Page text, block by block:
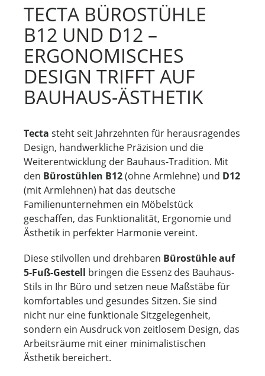
TECTA BÜROSTÜHLE
B12 UND D12 –
ERGONOMISCHES
DESIGN TRIFFT AUF
BAUHAUS-ÄSTHETIK
Tecta steht seit Jahrzehnten für herausragendes
Design, handwerkliche Präzision und die
Weiterentwicklung der Bauhaus-Tradition. Mit
den Bürostühlen B12(ohne Armlehne) und D12
(mit Armlehnen) hat das deutsche
Familienunternehmen ein Möbelstück
geschaffen, das Funktionalität, Ergonomie und
Ästhetik in perfekter Harmonie vereint.
Diese stilvollen und drehbaren Bürostühle auf
5-Fuß-Gestell bringen die Essenz des Bauhaus-
Stils in Ihr Büro und setzen neue Maßstäbe für
komfortables und gesundes Sitzen. Sie sind
nicht nur eine funktionale Sitzgelegenheit,
sondern ein Ausdruck von zeitlosem Design, das
Arbeitsräume mit einer minimalistischen
Ästhetik bereichert.